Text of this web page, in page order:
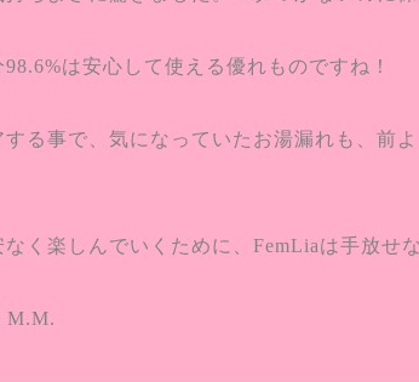
は安心して使える優れものですね！
る事で、気になっていたお湯漏れも、前
く楽しんでいくために、FemLiaは手放せ
M.M.